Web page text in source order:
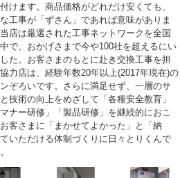
けます。商品価格がどれだけ安くても、
工事が「ずさん」であれば意味がありま
店は厳選された工事ネットワークを全国
で、おかげさまで今や100社を超えるにい
た。お客さまのもとに赴き交換工事を担
力店は、経験年数20年以上(2017年現在)の
ぞろいです。さらに満足せず、一層のサ
技術の向上をめざして「各種安全教育」
マナー研修」「製品研修」を継続的におこ
客さまに「まかせてよかった」と「納
いただける体制づくりに日々とりくんで